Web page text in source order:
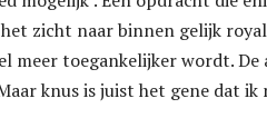
het zicht naar binnen gelijk
meer toegankelijker wordt. De
knus is juist het gene dat ik